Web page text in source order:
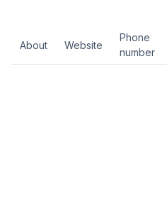
About Website
Phone
number